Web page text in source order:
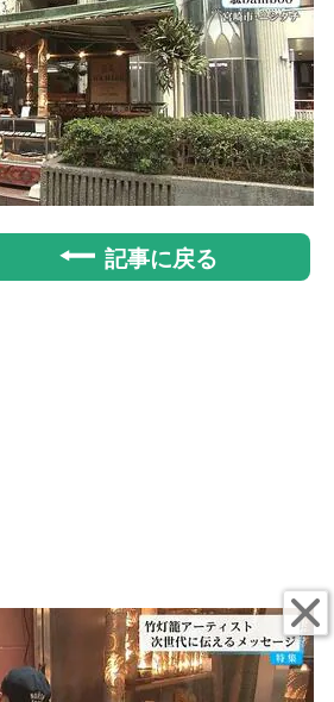
記事に戻る